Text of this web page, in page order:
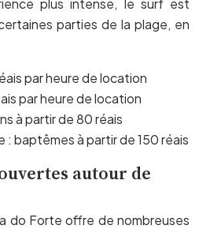
plus intense, le surf est
parties de la plage, en
par heure de location
par heure de location
à partir de 80 réais
: baptêmes à partir de 150 réais
autour de
do Forte offre de nombreuses